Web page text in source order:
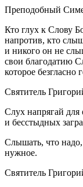
Преподобный
Кто глух к Слову
напротив, кто
и никого он не
свои благодатию
которое безгласно
Святитель
Слух напрягай
и бесстыдных
Слышать, что
нужное.
Святитель